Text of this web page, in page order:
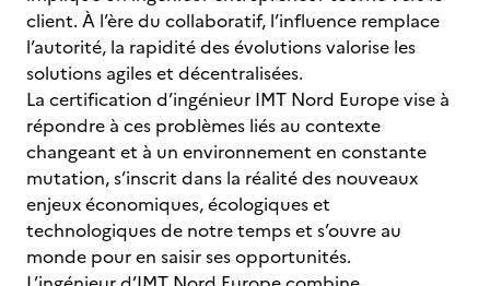
client. À l’ère du collaboratif, l’influence remplace
l’autorité, la rapidité des évolutions valorise les
solutions agiles et décentralisées.
La certification d’ingénieur IMT Nord Europe vise à
répondre à ces problèmes liés au contexte
changeant et à un environnement en constante
mutation, s’inscrit dans la réalité des nouveaux
enjeux économiques, écologiques et
technologiques de notre temps et s’ouvre au
monde pour en saisir ses opportunités.